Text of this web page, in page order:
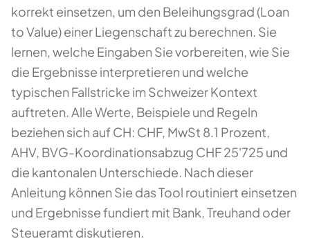
korrekt einsetzen, um den Beleihungsgrad (Loan
to Value) einer Liegenschaft zu berechnen. Sie
lernen, welche Eingaben Sie vorbereiten, wie Sie
die Ergebnisse interpretieren und welche
typischen Fallstricke im Schweizer Kontext
auftreten. Alle Werte, Beispiele und Regeln
beziehen sich auf CH: CHF, MwSt 8.1 Prozent,
AHV, BVG-Koordinationsabzug CHF 25'725 und
die kantonalen Unterschiede. Nach dieser
Anleitung können Sie das Tool routiniert einsetzen
und Ergebnisse fundiert mit Bank, Treuhand oder
Steueramt diskutieren.